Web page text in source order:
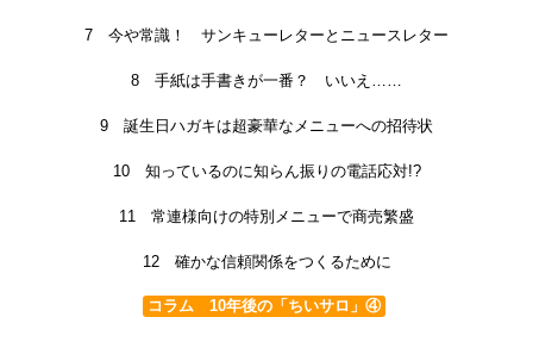
7 今や常識！ サンキューレターとニュースレター
8 手紙は手書きが一番？ いいえ……
9 誕生日ハガキは超豪華なメニューへの招待状
10 知っているのに知らん振りの電話応対!?
11 常連様向けの特別メニューで商売繁盛
12 確かな信頼関係をつくるために
コラム 10年後の「ちいサロ」④